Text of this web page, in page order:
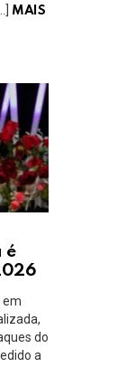
MAIS
é
em
do
a